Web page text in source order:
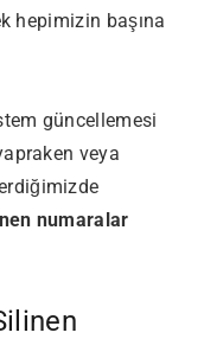
hepimizin başına
güncellemesi
veya
numaralar